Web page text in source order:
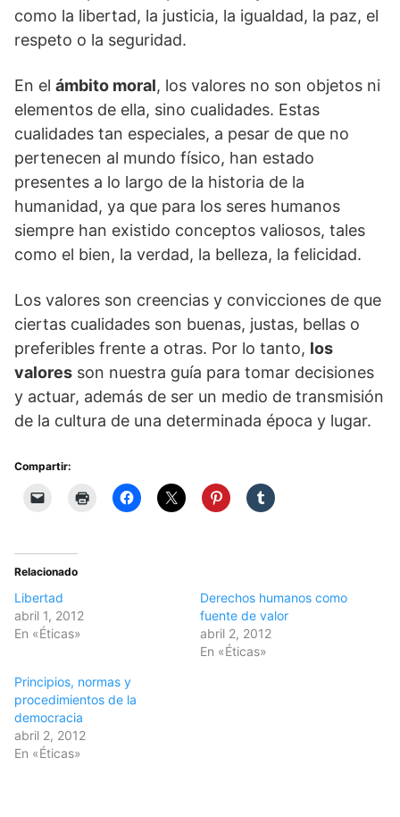
como la libertad, la justicia, la igualdad, la paz, el
respeto o la seguridad.
En el ámbito moral, los valores no son objetos ni
elementos de ella, sino cualidades. Estas
cualidades tan especiales, a pesar de que no
pertenecen al mundo físico, han estado
presentes a lo largo de la historia de la
humanidad, ya que para los seres humanos
siempre han existido conceptos valiosos, tales
como el bien, la verdad, la belleza, la felicidad.
Los valores son creencias y convicciones de que
ciertas cualidades son buenas, justas, bellas o
preferibles frente a otras. Por lo tanto, los
valores son nuestra guía para tomar decisiones
y actuar, además de ser un medio de transmisión
de la cultura de una determinada época y lugar.
Compartir:
Relacionado
Libertad
abril 1, 2012
En «Éticas»
Derechos humanos como
fuente de valor
abril 2, 2012
En «Éticas»
Principios, normas y
procedimientos de la
democracia
abril 2, 2012
En «Éticas»